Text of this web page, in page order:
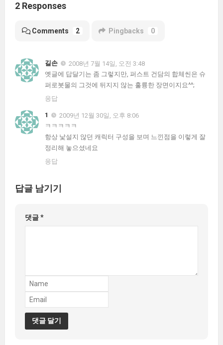
2 Responses
Comments 2 Pingbacks 0
길손
2008년 7월 14일, 오전 3:48
옛글에 답달기는 좀 그렇지만, 퍼스트 건담의 합체씬은 슈
퍼로봇물의 그것에 뒤지지 않는 훌륭한 장면이지요^^;
응답
1
2009년 12월 30일, 오후 8:06
ㅋㅋㅋㅋㅋ
항상 낯설지 않던 캐릭터 구성을 보며 느낀점을 이렇게 잘
정리해 놓으셨네요
응답
답글 남기기
댓글*